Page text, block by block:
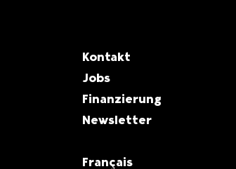
Metanavigation
Kontakt
Jobs
Finanzierung
Newsletter
Français